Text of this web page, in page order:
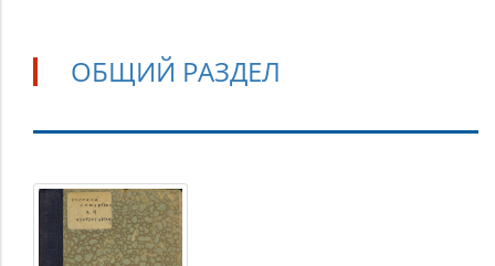
ОБЩИЙ РАЗДЕЛ
Общий
раздел